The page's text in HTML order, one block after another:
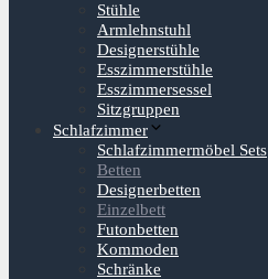
Stühle
Armlehnstuhl
Designerstühle
Esszimmerstühle
Esszimmersessel
Sitzgruppen
Schlafzimmer
Schlafzimmermöbel Sets
Betten
Designerbetten
Einzelbett
Futonbetten
Kommoden
Schränke